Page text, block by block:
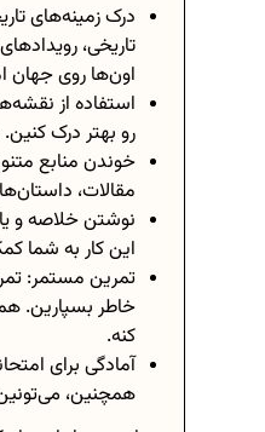
درک زمینه‌های
تاریخی،
اون‌ها روی جهان
استفاده از
رو بهتر درک
خوندن منابع
مقالات،
نوشتن خلاصه و
این کار به شما
تمرین مستمر:
خاطر بسپارین.
کنه.
آمادگی برای
همچنین،